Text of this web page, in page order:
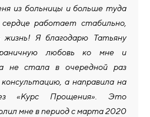
из больницы и больше туда
работает стабильно,
Я благодарю Татьяну
любовь ко мне и
не стала в очередной раз
а направила на
«Курс Прощения». Это
мне в период с марта 2020